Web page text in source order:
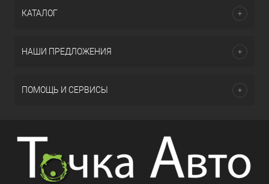
КАТАЛОГ
НАШИ ПРЕДЛОЖЕНИЯ
ПОМОЩЬ И СЕРВИСЫ